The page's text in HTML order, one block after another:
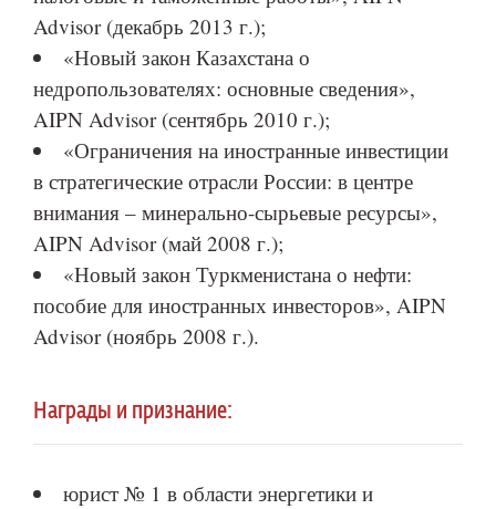
Advisor (декабрь 2013 г.);
«Новый закон Казахстана о
недропользователях: основные сведения»,
AIPN Advisor (сентябрь 2010 г.);
«Ограничения на иностранные инвестиции
в стратегические отрасли России: в центре
внимания – минерально-сырьевые ресурсы»,
AIPN Advisor (май 2008 г.);
«Новый закон Туркменистана о нефти:
пособие для иностранных инвесторов», AIPN
Advisor (ноябрь 2008 г.).
Награды и признание:
юрист № 1 в области энергетики и